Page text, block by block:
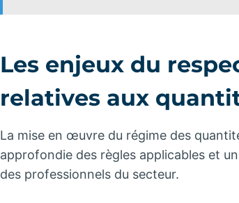
Les enjeux du
relatives aux
La mise en œuvre du régime des
approfondie des règles applicables et
des professionnels du secteur.